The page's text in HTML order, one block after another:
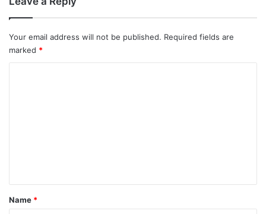
Your email address will not be published. Required fields are
marked *
*
Name *